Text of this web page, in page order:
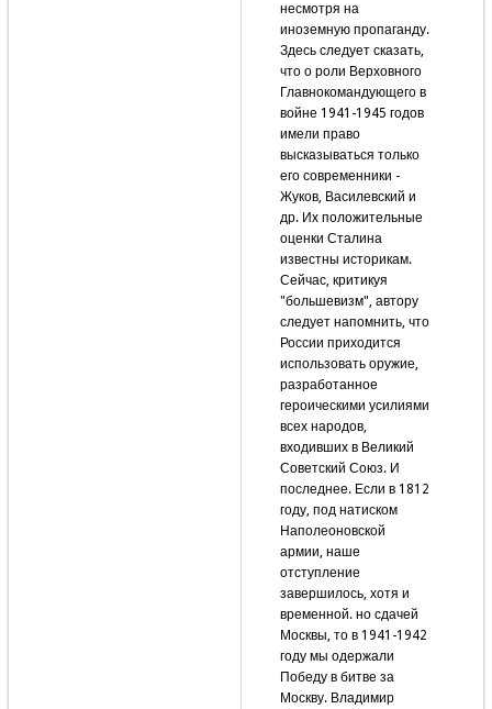
несмотря на
иноземную пропаганду.
Здесь следует сказать,
что о роли Верховного
Главнокомандующего в
войне 1941-1945 годов
имели право
высказываться только
его современники -
Жуков, Василевский и
др. Их положительные
оценки Сталина
известны историкам.
Сейчас, критикуя
"большевизм", автору
следует напомнить, что
России приходится
использовать оружие,
разработанное
героическими усилиями
всех народов,
входивших в Великий
Советский Союз. И
последнее. Если в 1812
году, под натиском
Наполеоновской
армии, наше
отступление
завершилось, хотя и
временной. но сдачей
Москвы, то в 1941-1942
году мы одержали
Победу в битве за
Москву. Владимир